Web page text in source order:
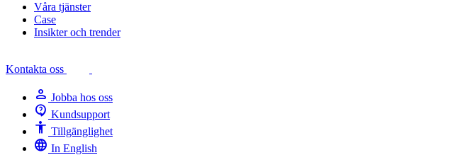
Våra tjänster
Case
Insikter och trender
Kontakta oss
person Jobba hos oss
contact_support Kundsupport
Accessibility Tillgänglighet
language In English